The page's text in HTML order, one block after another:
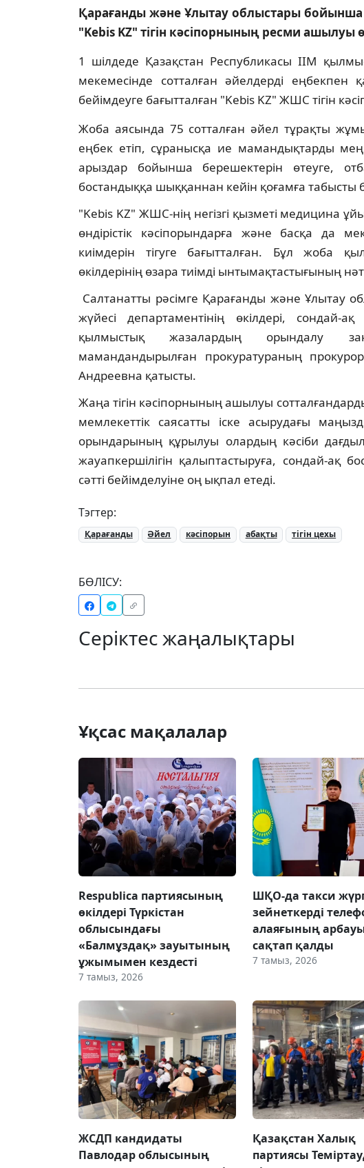
Қарағанды және Ұлытау облыстары
"Kebis KZ" тігін кәсіпорнының ресми ашылуы
1 шілдеде Қазақстан Республикасы ІІМ
мекемесінде сотталған әйелдерді
бейімдеуге бағытталған "Kebis KZ" ЖШС тігін
Жоба аясында 75 сотталған әйел тұрақты
еңбек етіп, сұранысқа ие мамандықтарды
арыздар бойынша берешектерін өтеуге,
бостандыққа шыққаннан кейін қоғамға табысты
"Kebis KZ" ЖШС-нің негізгі қызметі медицина
өндірістік кәсіпорындарға және басқа да
киімдерін тігуге бағытталған. Бұл жоба
өкілдерінің өзара тиімді ынтымақтастығының
Салтанатты рәсімге Қарағанды және Ұлытау
жүйесі департаментінің өкілдері, сондай-
қылмыстық жазалардың орындалу
мамандандырылған прокуратураның
Андреевна қатысты.
Жаңа тігін кәсіпорнының ашылуы
мемлекеттік саясатты іске асырудағы
орындарының құрылуы олардың кәсіби
жауапкершілігін қалыптастыруға, сондай-ақ
сәтті бейімделуіне оң ықпал етеді.
Тэгтер:
Қарағанды Әйел кәсіпорын абақты тігін цехы
БӨЛІСУ:
Серіктес жаңалықтары
Ұқсас мақалалар
Respublica партиясының
өкілдері Түркістан
облысындағы
«Балмұздақ» зауытының
ұжымымен кездесті
7 тамыз, 2026
ШҚО-да такси
зейнеткерді
алаяғының
сақтап қалды
7 тамыз, 2026
ЖСДП кандидаты
Павлодар облысының
Қазақстан Халық
партиясы